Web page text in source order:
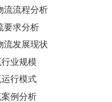
流流程分析
要求分析
流发展现状
业规模
行模式
例分析